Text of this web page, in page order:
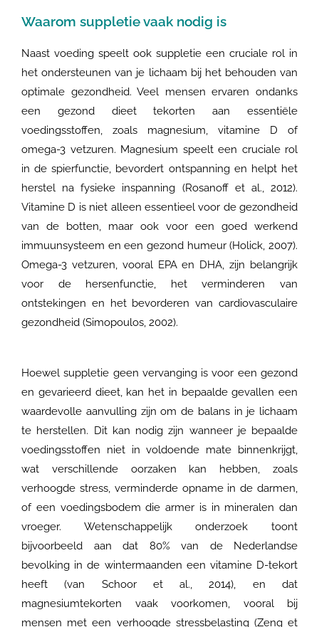
Waarom suppletie vaak nodig is
Naast voeding speelt ook suppletie een cruciale rol in
het ondersteunen van je lichaam bij het behouden van
optimale gezondheid. Veel mensen ervaren ondanks
een gezond dieet tekorten aan essentiële
voedingsstoffen, zoals magnesium, vitamine D of
omega-3 vetzuren. Magnesium speelt een cruciale rol
in de spierfunctie, bevordert ontspanning en helpt het
herstel na fysieke inspanning (Rosanoff et al., 2012).
Vitamine D is niet alleen essentieel voor de gezondheid
van de botten, maar ook voor een goed werkend
immuunsysteem en een gezond humeur (Holick, 2007).
Omega-3 vetzuren, vooral EPA en DHA, zijn belangrijk
voor de hersenfunctie, het verminderen van
ontstekingen en het bevorderen van cardiovasculaire
gezondheid (Simopoulos, 2002).
Hoewel suppletie geen vervanging is voor een gezond
en gevarieerd dieet, kan het in bepaalde gevallen een
waardevolle aanvulling zijn om de balans in je lichaam
te herstellen. Dit kan nodig zijn wanneer je bepaalde
voedingsstoffen niet in voldoende mate binnenkrijgt,
wat verschillende oorzaken kan hebben, zoals
verhoogde stress, verminderde opname in de darmen,
of een voedingsbodem die armer is in mineralen dan
vroeger. Wetenschappelijk onderzoek toont
bijvoorbeeld aan dat 80% van de Nederlandse
bevolking in de wintermaanden een vitamine D-tekort
heeft (van Schoor et al., 2014), en dat
magnesiumtekorten vaak voorkomen, vooral bij
mensen met een verhoogde stressbelasting (Zeng et